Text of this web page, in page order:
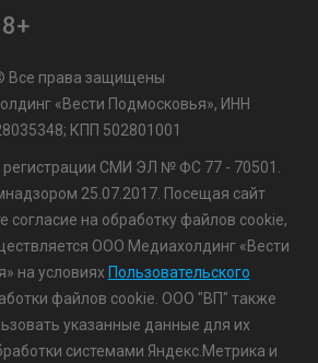
Все права защищены
«Вести Подмосковья», ИНН
КПП 502801001
регистрации СМИ ЭЛ № ФС 77 - 70501.
25.07.2017. Посещая сайт
согласие на обработку файлов cookie,
ООО Медиахолдинг «Вести
на условиях Пользовательского
файлов cookie. ООО "ВП" также
указанные данные для их
системами Яндекс.Метрика и